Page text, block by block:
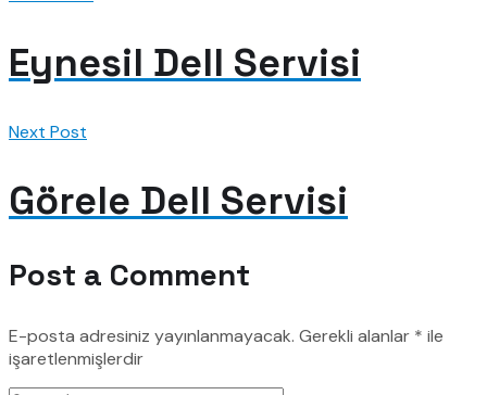
Eynesil Dell Servisi
Next Post
Görele Dell Servisi
Post a Comment
E-posta adresiniz yayınlanmayacak. Gerekli alanlar * ile
işaretlenmişlerdir